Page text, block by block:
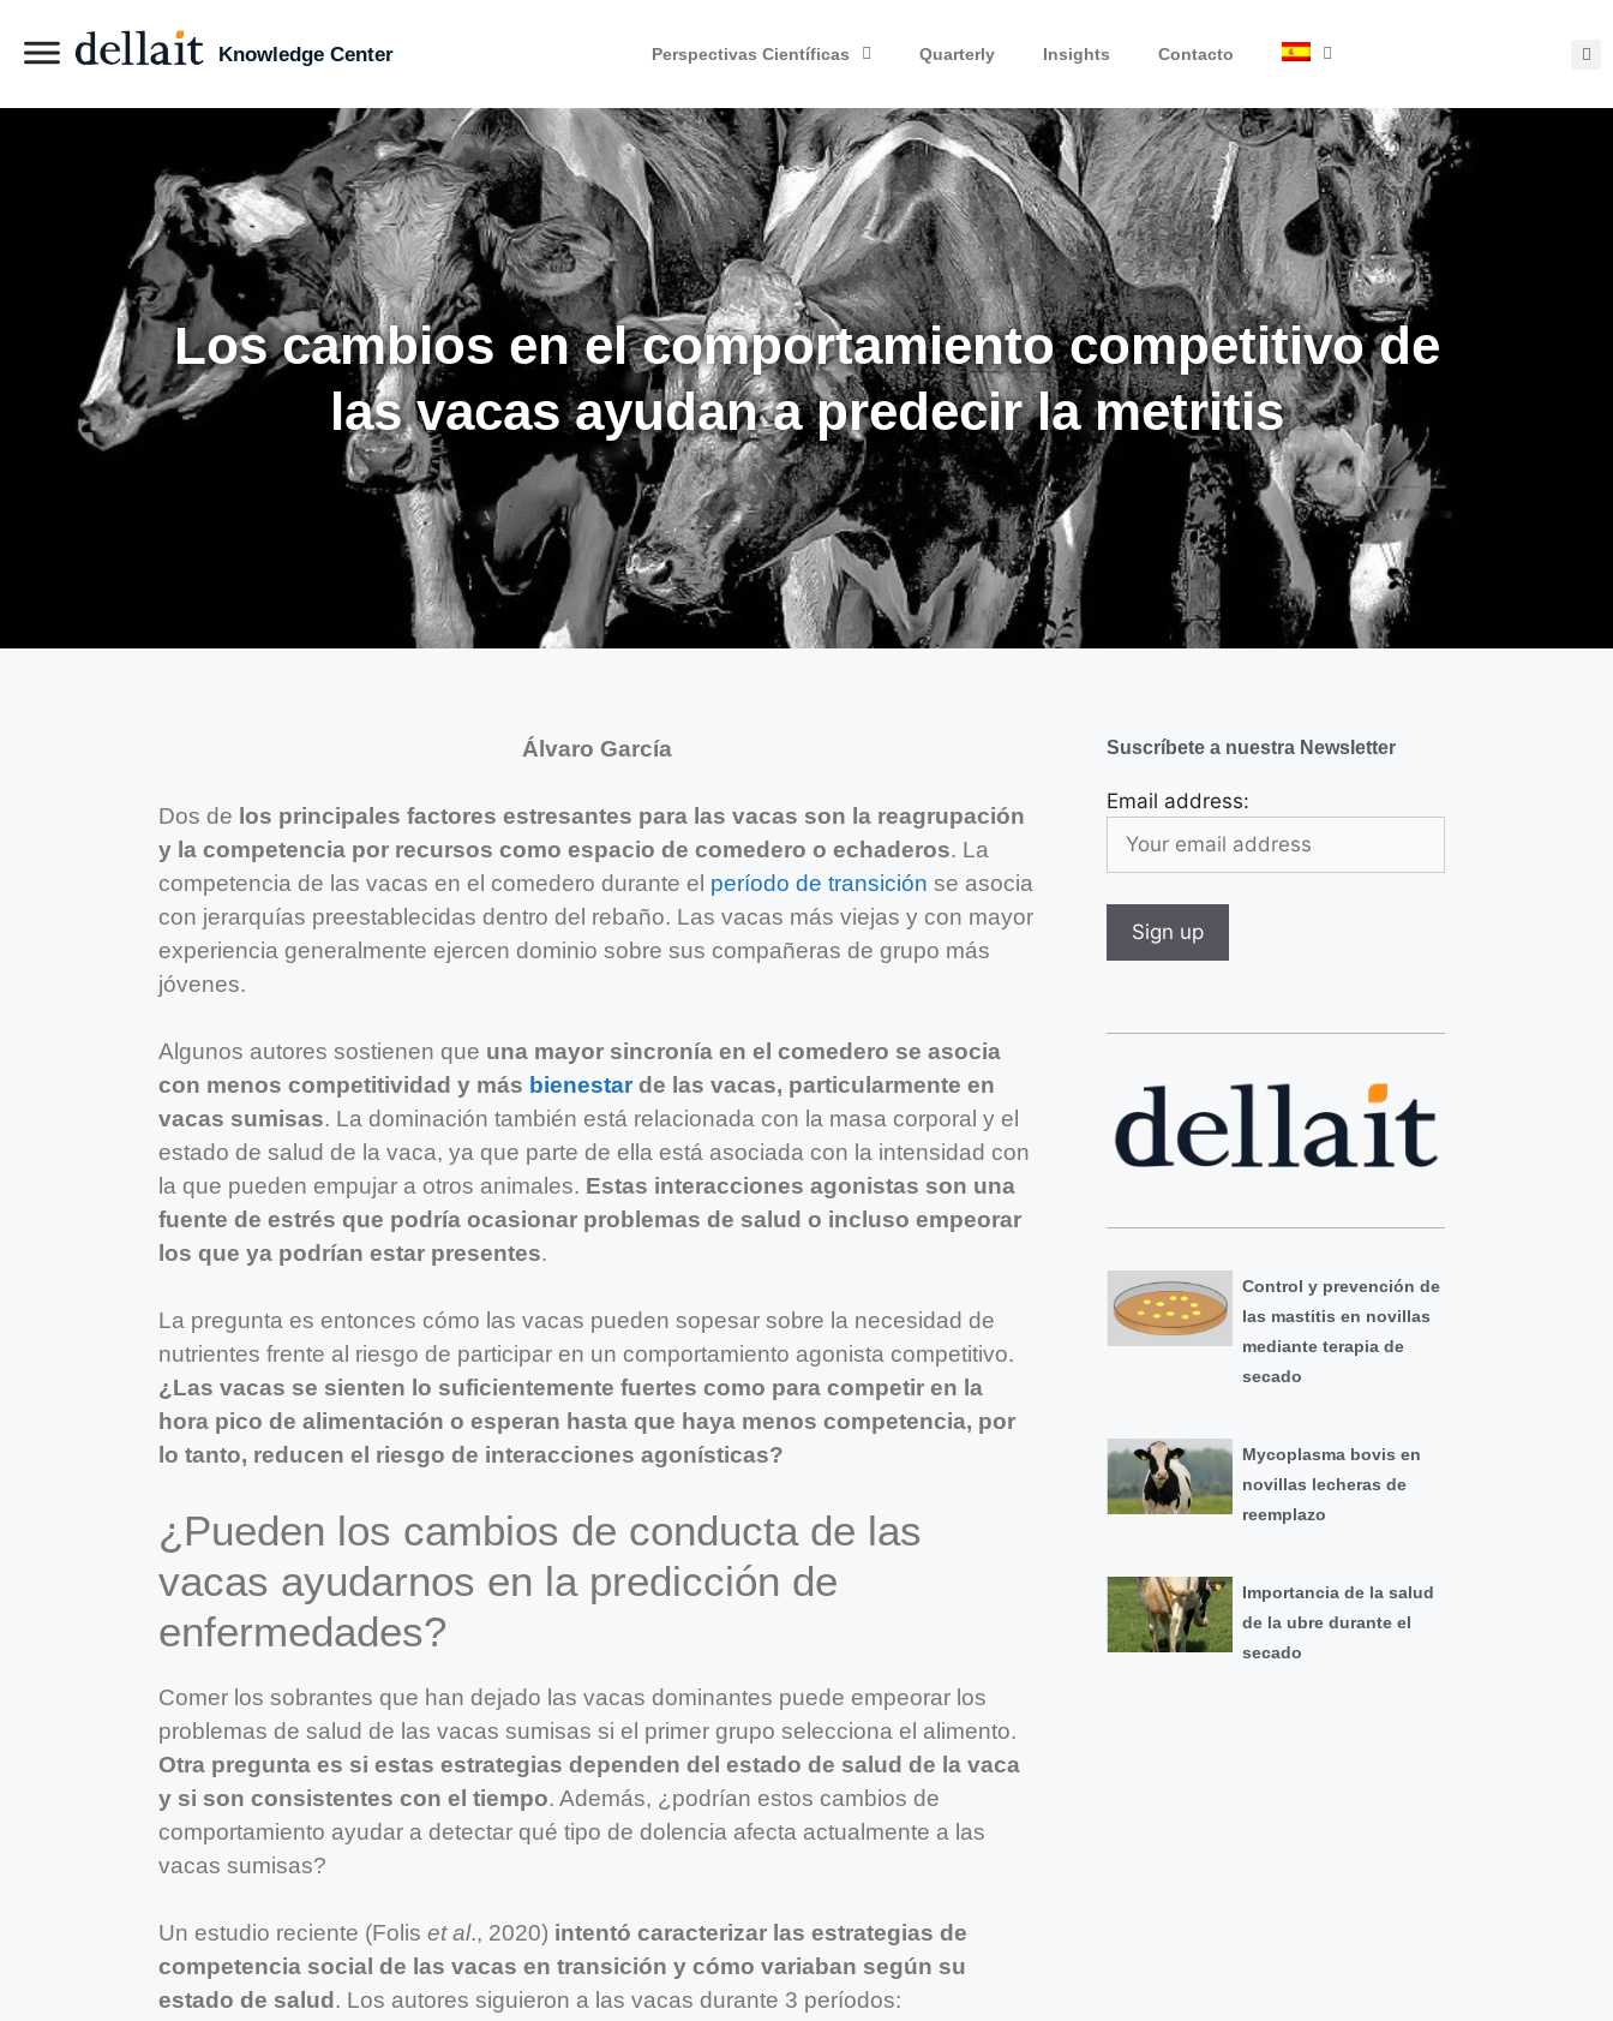
Knowledge Center Perspectivas Científicas Quarterly Insights Contacto
Los cambios en el comportamiento competitivo de
las vacas ayudan a predecir la metritis
Álvaro García
Dos de los principales factores estresantes para las vacas son la reagrupación
y la competencia por recursos como espacio de comedero o echaderos. La
competencia de las vacas en el comedero durante el período de transición se asocia
con jerarquías preestablecidas dentro del rebaño. Las vacas más viejas y con mayor
experiencia generalmente ejercen dominio sobre sus compañeras de grupo más
jóvenes.
Algunos autores sostienen que una mayor sincronía en el comedero se asocia
con menos competitividad y más bienestarde las vacas, particularmente en
vacas sumisas. La dominación también está relacionada con la masa corporal y el
estado de salud de la vaca, ya que parte de ella está asociada con la intensidad con
la que pueden empujar a otros animales. Estas interacciones agonistas son una
fuente de estrés que podría ocasionar problemas de salud o incluso empeorar
los que ya podrían estar presentes.
La pregunta es entonces cómo las vacas pueden sopesar sobre la necesidad de
nutrientes frente al riesgo de participar en un comportamiento agonista competitivo.
¿Las vacas se sienten lo suficientemente fuertes como para competir en la
hora pico de alimentación o esperan hasta que haya menos competencia, por
lo tanto, reducen el riesgo de interacciones agonísticas?
¿Pueden los cambios de conducta de las
vacas ayudarnos en la predicción de
enfermedades?
Comer los sobrantes que han dejado las vacas dominantes puede empeorar los
problemas de salud de las vacas sumisas si el primer grupo selecciona el alimento.
Otra pregunta es si estas estrategias dependen del estado de salud de la vaca
y si son consistentes con el tiempo. Además, ¿podrían estos cambios de
comportamiento ayudar a detectar qué tipo de dolencia afecta actualmente a las
vacas sumisas?
Un estudio reciente (Folis et al., 2020) intentó caracterizar las estrategias de
competencia social de las vacas en transición y cómo variaban según su
estado de salud . Los autores siguieron a las vacas durante 3 períodos:
Suscríbete a nuestra Newsletter
Email address:
Control y prevención de
las mastitis en novillas
mediante terapia de
secado
Mycoplasma bovis en
novillas lecheras de
reemplazo
Importancia de la salud
de la ubre durante el
secado